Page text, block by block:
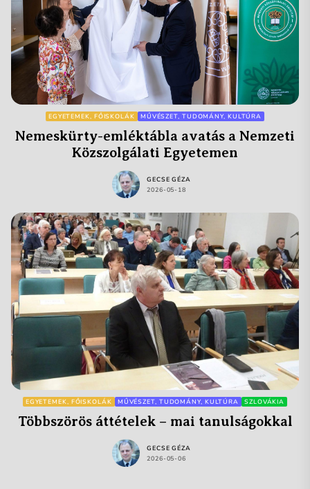
EGYETEMEK, FŐISKOLÁK MŰVÉSZET, TUDOMÁNY, KULTÚRA
Nemeskürty-emléktábla avatás a Nemzeti
Közszolgálati Egyetemen
GECSE GÉZA
2026-05-18
EGYETEMEK, FŐISKOLÁK MŰVÉSZET, TUDOMÁNY, KULTÚRA SZLOVÁKIA
Többszörös áttételek – mai tanulságokkal
GECSE GÉZA
2026-05-06